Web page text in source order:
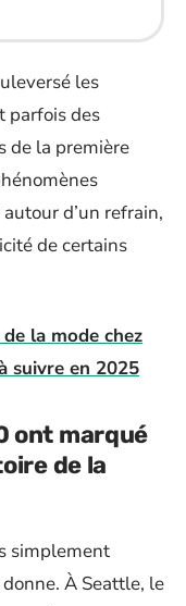
les
parfois des
de la première
d’un refrain,
de certains
la mode chez
suivre en 2025
ont marqué
de la
simplement
À Seattle, le